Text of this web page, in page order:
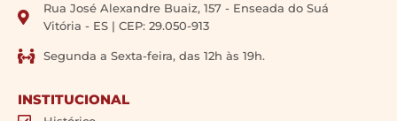
Rua José Alexandre Buaiz, 157 - Enseada do Suá
Vitória - ES | CEP: 29.050-913
Segunda a Sexta-feira, das 12h às 19h.
INSTITUCIONAL